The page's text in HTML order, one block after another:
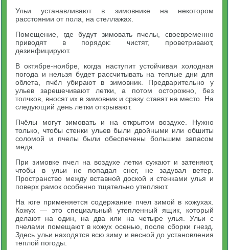
Ульи устанавливают в зимовнике на некотором
расстоянии от пола, на стеллажах.
Помещение, где будут зимовать пчелы, своевременно
приводят в порядок: чистят, проветривают,
дезинфицируют.
В октябре-ноябре, когда наступит устойчивая холодная
погода и нельзя будет рассчитывать на теплые дни для
облета, пчёл убирают в зимовник. Предварительно у
ульев зарешечивают летки, а потом осторожно, без
толчков, вносят их в зимовник и сразу ставят на место. На
следующий день летки открывают.
Пчёлы могут зимовать и на открытом воздухе. Нужно
только, чтобы стенки ульев были двойными или обшиты
соломой и пчелы были обеспечены большим запасом
меда.
При зимовке пчел на воздухе летки сужают и затеняют,
чтобы в ульи не попадал снег, не задувал ветер.
Пространство между вставной доской и стенками улья и
поверх рамок особенно тщательно утепляют.
На юге применяется содержание пчел зимой в кожухах.
Кожух — это специальный утепленный ящик, который
делают на один, на два или на четыре улья. Ульи с
пчелами помещают в кожух осенью, после сборки гнезд.
Здесь ульи находятся всю зиму и весной до установления
теплой погоды.